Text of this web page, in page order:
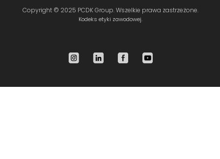
Copyright © 2025 PCDK Group. Wszelkie prawa zastrzeżone.
Kodeks etyki zawodowej.